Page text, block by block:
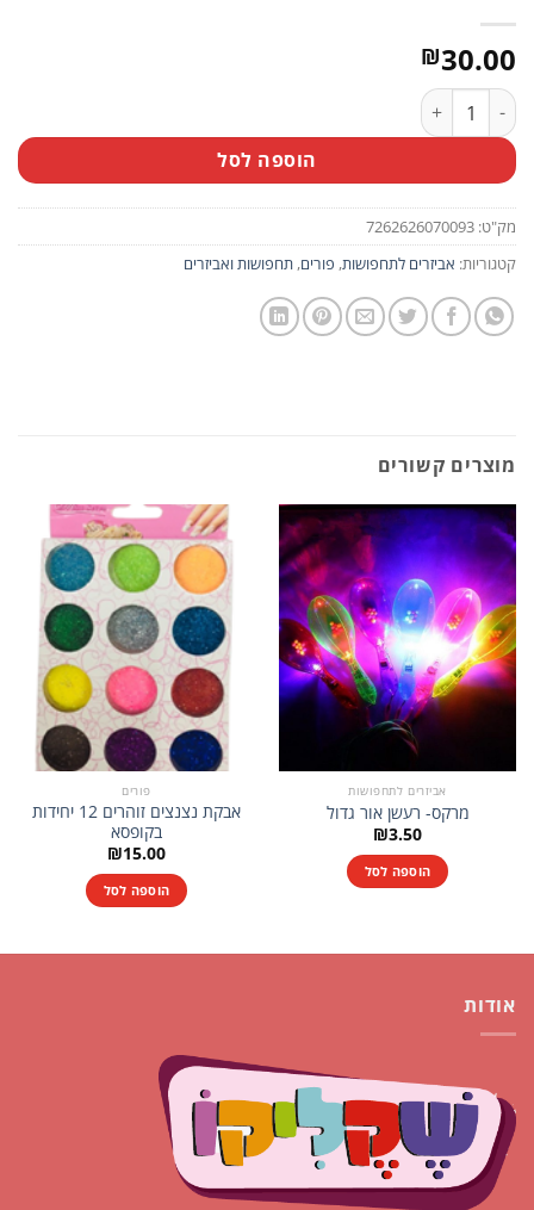
₪30.00
כמות של גלימה ערפד מבוגרים שחור 120 ס"מ
הוספה לסל
מק"ט: 7262626070093
קטגוריות: אביזרים לתחפושות, פורים, תחפושות ואביזרים
מוצרים קשורים
אביזרים לתחפושות
מרקס- רעשן אור גדול
₪3.50
הוספה לסל
פורים
אבקת נצנצים זוהרים 12 יחידות
בקופסא
₪15.00
הוספה לסל
אודות